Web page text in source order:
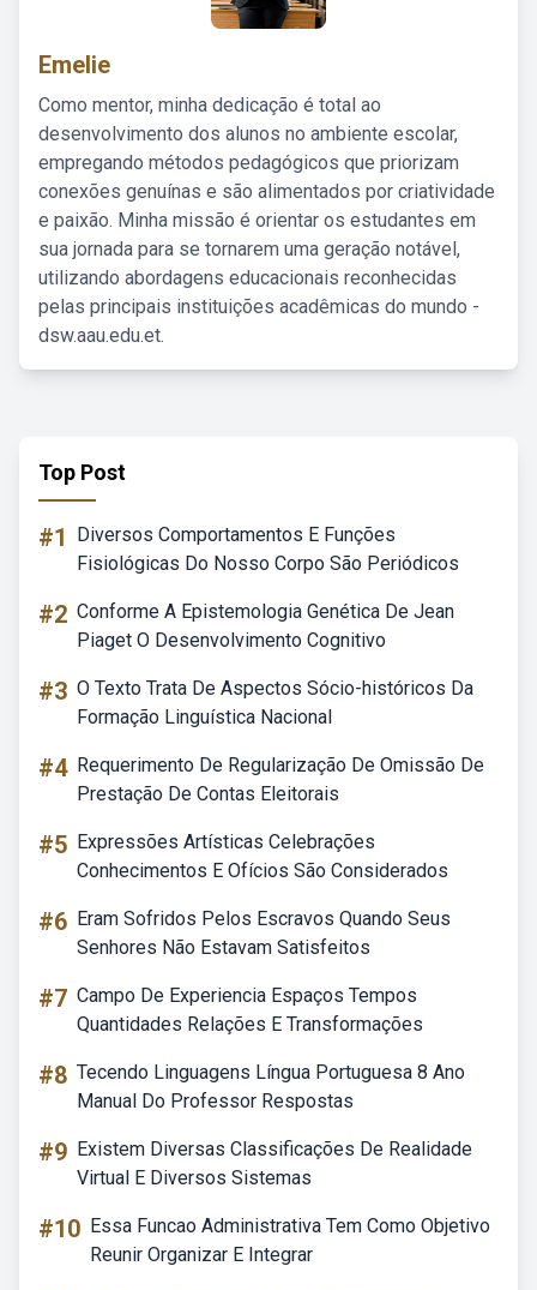
Emelie
Como mentor, minha dedicação é total ao
desenvolvimento dos alunos no ambiente escolar,
empregando métodos pedagógicos que priorizam
conexões genuínas e são alimentados por criatividade
e paixão. Minha missão é orientar os estudantes em
sua jornada para se tornarem uma geração notável,
utilizando abordagens educacionais reconhecidas
pelas principais instituições acadêmicas do mundo -
dsw.aau.edu.et.
Top Post
#1
Diversos Comportamentos E Funções
Fisiológicas Do Nosso Corpo São Periódicos
#2 Conforme A Epistemologia Genética De Jean
Piaget O Desenvolvimento Cognitivo
#3 O Texto Trata De Aspectos Sócio-históricos Da
Formação Linguística Nacional
#4 Requerimento De Regularização De Omissão De
Prestação De Contas Eleitorais
#5 Expressões Artísticas Celebrações
Conhecimentos E Ofícios São Considerados
#6 Eram Sofridos Pelos Escravos Quando Seus
Senhores Não Estavam Satisfeitos
#7 Campo De Experiencia Espaços Tempos
Quantidades Relações E Transformações
#8 Tecendo Linguagens Língua Portuguesa 8 Ano
Manual Do Professor Respostas
#9 Existem Diversas Classificações De Realidade
Virtual E Diversos Sistemas
#10 Essa Funcao Administrativa Tem Como Objetivo
Reunir Organizar E Integrar